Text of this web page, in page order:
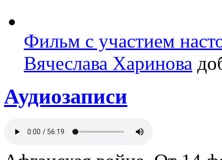
Фильм с участием
Вячеслава Харинова
Аудиозаписи